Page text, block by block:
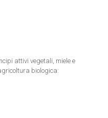
attivi vegetali, miele e
biologica: